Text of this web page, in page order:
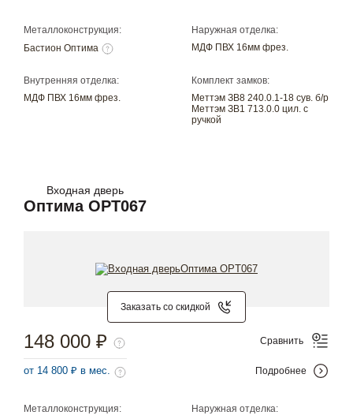
Металлоконструкция:
Бастион Оптима
Наружная отделка:
МДФ ПВХ 16мм фрез.
Внутренняя отделка:
МДФ ПВХ 16мм фрез.
Комплект замков:
Меттэм ЗВ8 240.0.1-18 сув. б/р
Меттэм ЗВ1 713.0.0 цил. с
ручкой
Входная дверь
Оптима OPT067
Заказать со скидкой
Металлоконструкция:
Наружная отделка:
148 000 ₽
от 14 800 ₽ в мес.
Сравнить
Подробнее